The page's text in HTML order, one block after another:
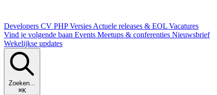
Developers CV PHP Versies Actuele releases & EOL Vacatures
Vind je volgende baan Events Meetups & conferenties Nieuwsbrief
Wekelijkse updates
Zoeken...
⌘K